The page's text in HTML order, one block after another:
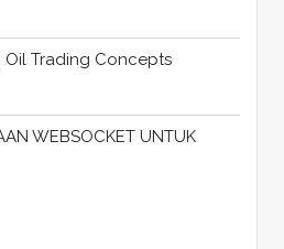
Oil Trading Concepts
WEBSOCKET UNTUK